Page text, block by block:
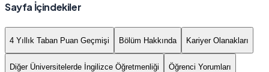
Sayfa İçindekiler
4 Yıllık Taban Puan Geçmişi Bölüm Hakkında Kariyer Olanakları
Diğer Üniversitelerde İngilizce Öğretmenliği Öğrenci Yorumları